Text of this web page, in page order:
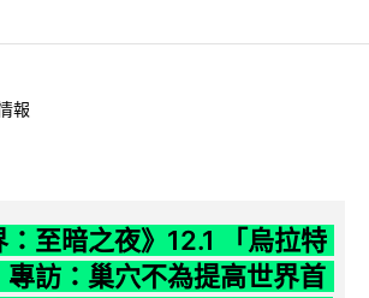
報
：至暗之夜》12.1 「烏拉特
專訪：巢穴不為提高世界首